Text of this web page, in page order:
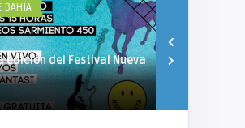
BAHÍA
edición del Festival Nueva